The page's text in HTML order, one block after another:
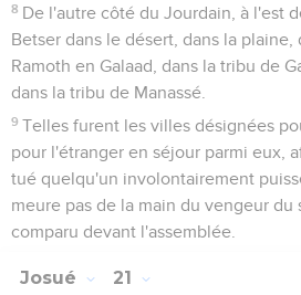
8 De l'autre côté du Jourdain, à l'est
Betser dans le désert, dans la plaine,
Ramoth en Galaad, dans la tribu de
dans la tribu de Manassé.
9 Telles furent les villes désignées
pour l'étranger en séjour parmi eux,
tué quelqu'un involontairement
meure pas de la main du vengeur du
comparu devant l'assemblée.
Josué 21